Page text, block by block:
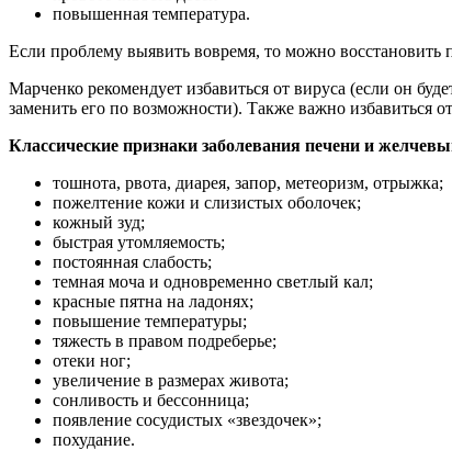
повышенная температура.
Если проблему выявить вовремя, то можно восстановить
Марченко рекомендует избавиться от вируса (если он
заменить его по возможности). Также важно избавиться
Классические признаки заболевания печени и
тошнота, рвота, диарея, запор, метеоризм, отрыжка;
пожелтение кожи и слизистых оболочек;
кожный зуд;
быстрая утомляемость;
постоянная слабость;
темная моча и одновременно светлый кал;
красные пятна на ладонях;
повышение температуры;
тяжесть в правом подреберье;
отеки ног;
увеличение в размерах живота;
сонливость и бессонница;
появление сосудистых «звездочек»;
похудание.